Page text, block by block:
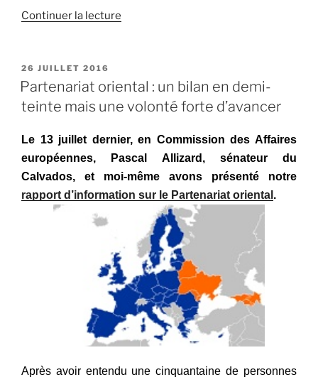
Continuer la lecture
détroit
du
:
nous
auditionnons
d’Ukraine »
PUBLIÉ
LE
26 JUILLET 2016
Partenariat oriental : un bilan en demi-
teinte mais une volonté forte d’avancer
Le 13 juillet dernier, en Commission des Affaires
européennes, Pascal Allizard, sénateur du
Calvados, et moi-même avons présenté notre
rapport d’information sur le Partenariat oriental .
Après avoir entendu une cinquantaine de personnes